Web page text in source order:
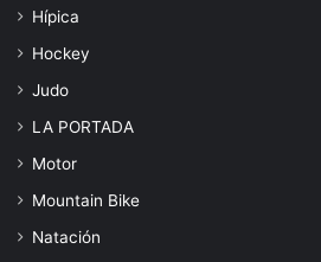
Hípica
Hockey
Judo
LA PORTADA
Motor
Mountain Bike
Natación